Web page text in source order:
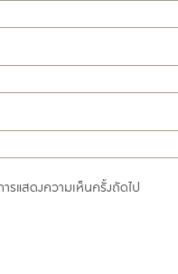
รแสดงความเห็นครั้งถัดไป